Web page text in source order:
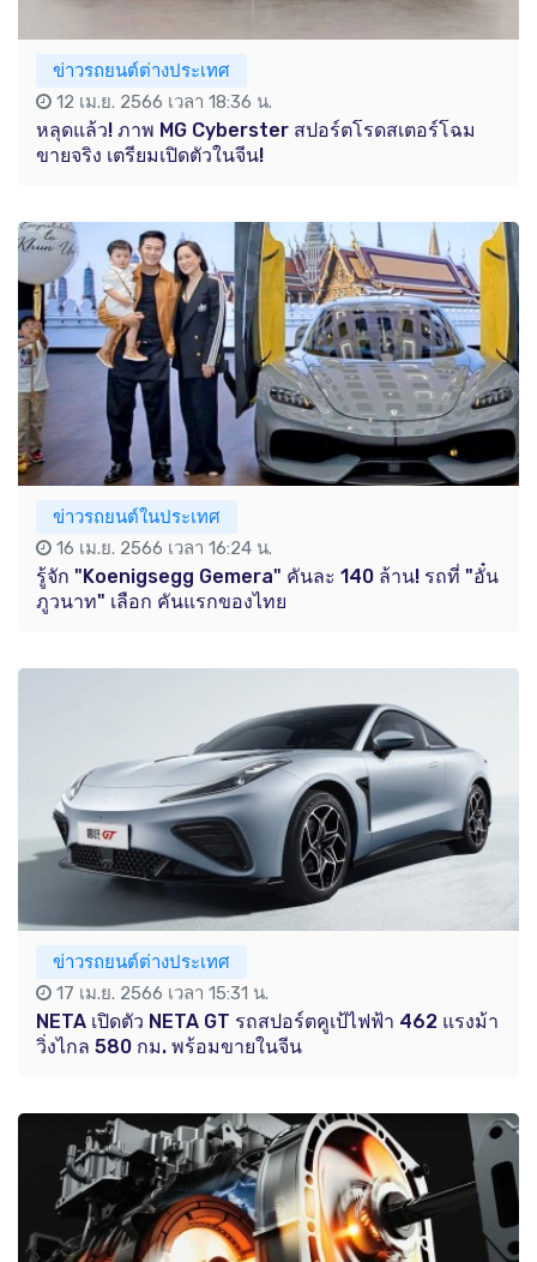
ข่าวรถยนต์ต่างประเทศ
12 เม.ย. 2566 เวลา 18:36 น.
หลุดแล้ว! ภาพ MG Cyberster สปอร์ตโรดสเตอร์โฉม
ขายจริง เตรียมเปิดตัวในจีน!
ข่าวรถยนต์ในประเทศ
16 เม.ย. 2566 เวลา 16:24 น.
รู้จัก "Koenigsegg Gemera" คันละ 140 ล้าน! รถที่ "อั๋น
ภูวนาท" เลือก คันแรกของไทย
ข่าวรถยนต์ต่างประเทศ
17 เม.ย. 2566 เวลา 15:31 น.
NETA เปิดตัว NETA GT รถสปอร์ตคูเป้ไฟฟ้า 462 แรงม้า
วิ่งไกล 580 กม. พร้อมขายในจีน